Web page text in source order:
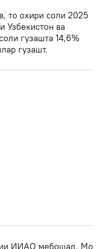
то охири соли 2025
Узбекистон ва
гузашта 14,6%
гузашт.
ИИАО мебошад. Мо